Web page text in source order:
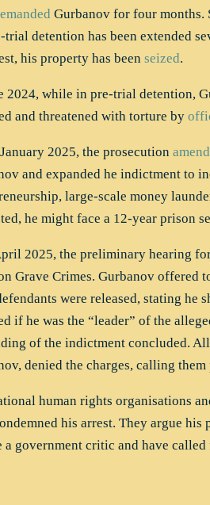
Gurbanov for four months.
trial detention has been extended
his property has been seized.
2024, while in pre-trial detention,
and threatened with torture by
2025, the prosecution
and expanded he indictment to
large-scale money
he might face a 12-year prison
2025, the preliminary hearing
Grave Crimes. Gurbanov offered
were released, stating he
if he was the “leader” of the
of the indictment concluded.
denied the charges, calling
human rights organisations
his arrest. They argue his
a government critic and have